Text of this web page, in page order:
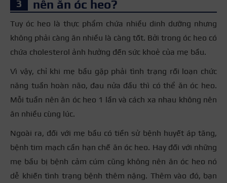
nên ăn óc heo?
Tuy óc heo là thực phẩm chứa nhiều dinh dưỡng nhưng
không phải càng ăn nhiều là càng tốt. Bởi trong óc heo có
chứa cholesterol ảnh hưởng đến sức khoẻ của mẹ bầu.
Vì vậy, chỉ khi mẹ bầu gặp phải tình trạng rối loạn chức
năng tuần hoàn não, đau nửa đầu thì có thể ăn óc heo.
Mỗi tuần nên ăn óc heo 1 lần và cách xa nhau không nên
ăn nhiều cùng lúc.
Ngoài ra, đối với mẹ bầu có tiền sử bệnh huyết áp tăng,
bệnh tim mạch cần hạn chế ăn óc heo. Hay đối với những
mẹ bầu bị bệnh cảm cúm cũng không nên ăn óc heo nó
dễ khiến tình trạng bệnh thêm nặng. Thêm vào đó, bạn